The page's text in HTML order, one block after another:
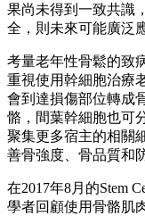
果尚未得到一致共識
全，則未來可能廣泛
考量老年性骨鬆的致
重視使用幹細胞治療
會到達損傷部位轉成
骼，間葉幹細胞也可
聚集更多宿主的相關
善骨強度、骨品質和
在2017年8月的Stem
學者回顧使用骨骼肌